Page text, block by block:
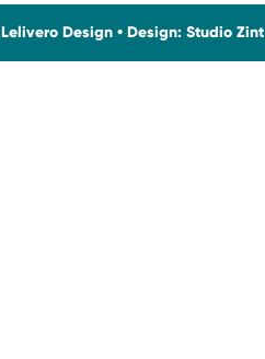
Lelivero Design • Design: Studio Zint